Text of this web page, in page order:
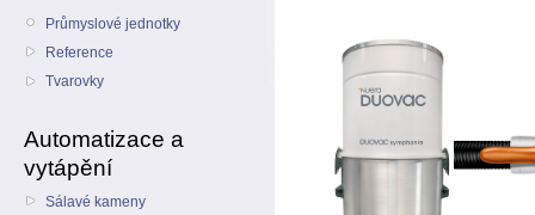
Průmyslové jednotky
Reference
Tvarovky
Automatizace a
vytápění
Sálavé kameny